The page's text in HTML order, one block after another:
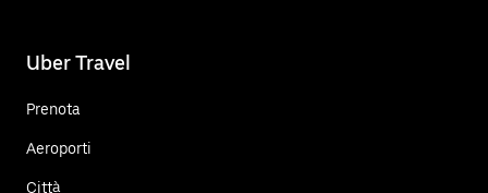
Uber Travel
Prenota
Aeroporti
Città